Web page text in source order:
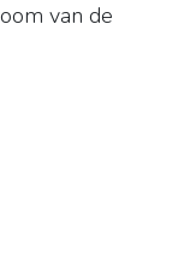
van de